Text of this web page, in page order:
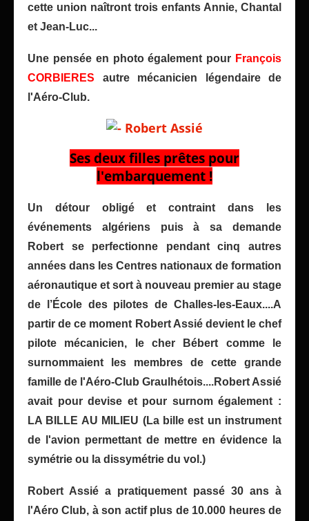
cette union naîtront trois enfants Annie, Chantal
et Jean-Luc...
Une pensée en photo également pour François
CORBIERES autre mécanicien légendaire de
l'Aéro-Club.
Ses deux filles prêtes pour
l'embarquement !
Un détour obligé et contraint dans les
événements algériens puis à sa demande
Robert se perfectionne pendant cinq autres
années dans les Centres nationaux de formation
aéronautique et sort à nouveau premier au stage
de l’École des pilotes de Challes-les-Eaux....A
partir de ce moment Robert Assié devient le chef
pilote mécanicien, le cher Bébert comme le
surnommaient les membres de cette grande
famille de l'Aéro-Club Graulhétois....Robert Assié
avait pour devise et pour surnom également :
LA BILLE AU MILIEU (La bille est un instrument
de l'avion permettant de mettre en évidence la
symétrie ou la dissymétrie du vol.)
Robert Assié a pratiquement passé 30 ans à
l'Aéro Club, à son actif plus de 10.000 heures de